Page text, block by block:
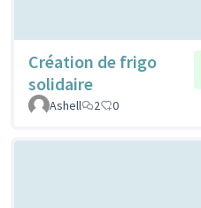
Création de frigo
solidaire
Ashell
2 0